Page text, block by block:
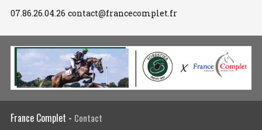
07.86.26.04.26 contact@francecomplet.fr
France Complet - Contact